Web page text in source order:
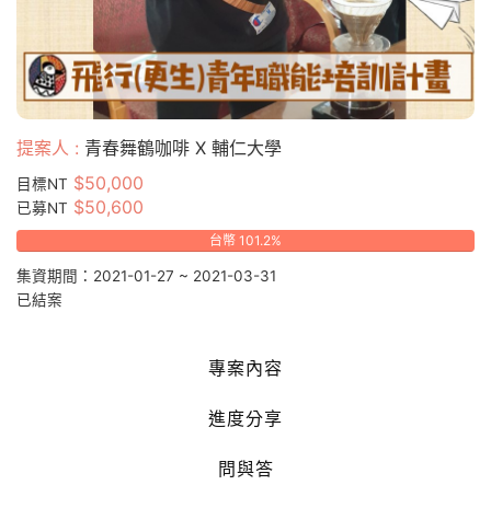
提案人 : 青春舞鶴咖啡 X 輔仁大學
目標NT $50,000
已募NT $50,600
台幣 101.2%
集資期間：2021-01-27 ~ 2021-03-31
已結案
專案內容
進度分享
問與答